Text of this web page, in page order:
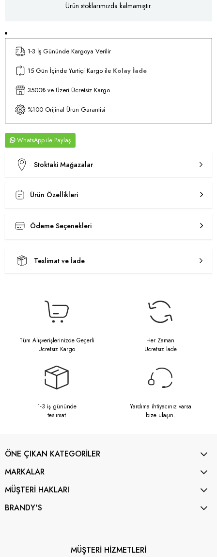
Ürün stoklarımızda kalmamıştır.
1-3 İş Gününde Kargoya Verilir
15 Gün İçinde Yurtiçi Kargo ile Kolay İade
3500₺ ve Üzeri Ücretsiz Kargo
%100 Orijinal Ürün Garantisi
WhatsApp
Stoktaki Mağazalar
Ürün Özellikleri
Ödeme Seçenekleri
Teslimat ve İade
Tüm Alışverişlerinizde Geçerli
Ücretsiz Kargo
Her Zaman
Ücretsiz İade
1-3 iş gününde
teslimat
Yardıma ihtiyacınız varsa
bize ulaşın.
ÖNE ÇIKAN KATEGORİLER
MARKALAR
MÜŞTERİ HAKLARI
BRANDY'S
MÜŞTERİ HİZMETLERİ